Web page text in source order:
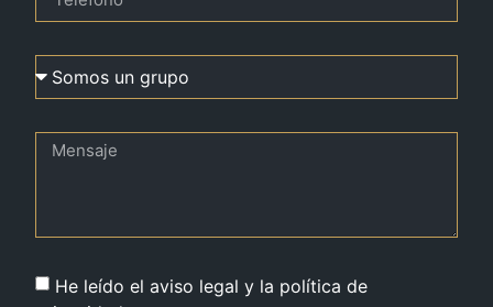
He leído el aviso legal y la política de